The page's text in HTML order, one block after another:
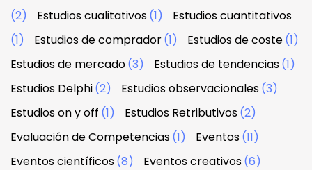
(2)
Estudios cualitativos(1)
Estudios cuantitativos
(1)
Estudios de comprador(1) Estudios de coste(1)
Estudios de mercado(3) Estudios de tendencias(1)
Estudios Delphi(2) Estudios observacionales(3)
Estudios on y off (1) Estudios Retributivos(2)
Evaluación de Competencias(1) Eventos(11)
Eventos científicos(8) Eventos creativos(6)